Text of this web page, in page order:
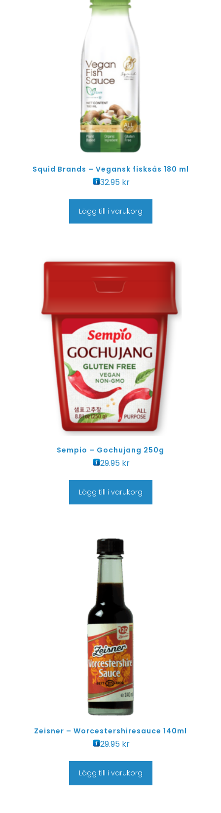
Squid Brands – Vegansk fisksås 180 ml
32.95 kr
Lägg till i varukorg
Sempio – Gochujang 250g
29.95 kr
Lägg till i varukorg
Zeisner – Worcestershiresauce 140ml
29.95 kr
Lägg till i varukorg